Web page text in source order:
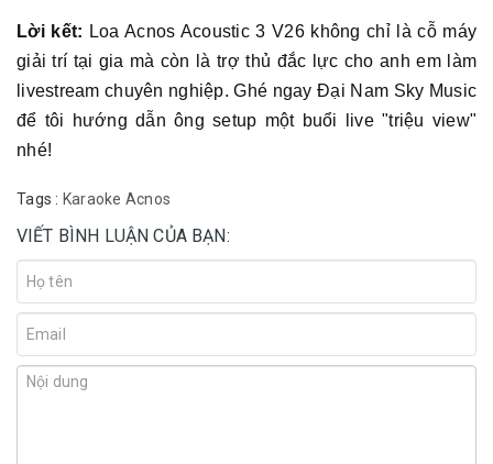
Lời kết: Loa Acnos Acoustic 3 V26 không chỉ là cỗ máy
giải trí tại gia mà còn là trợ thủ đắc lực cho anh em làm
livestream chuyên nghiệp. Ghé ngay Đại Nam Sky Music
để tôi hướng dẫn ông setup một buổi live "triệu view"
nhé!
Tags : Karaoke Acnos
VIẾT BÌNH LUẬN CỦA BẠN: